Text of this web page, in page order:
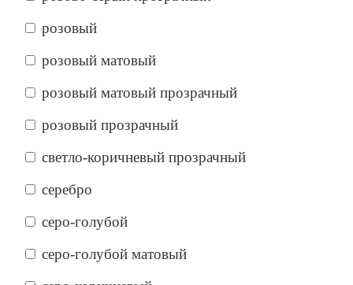
розовый
розовый матовый
розовый матовый прозрачный
розовый прозрачный
светло-коричневый прозрачный
серебро
серо-голубой
серо-голубой матовый